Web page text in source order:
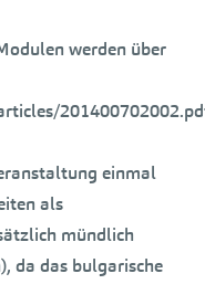
werden über
einmal
als
mündlich
da das bulgarische